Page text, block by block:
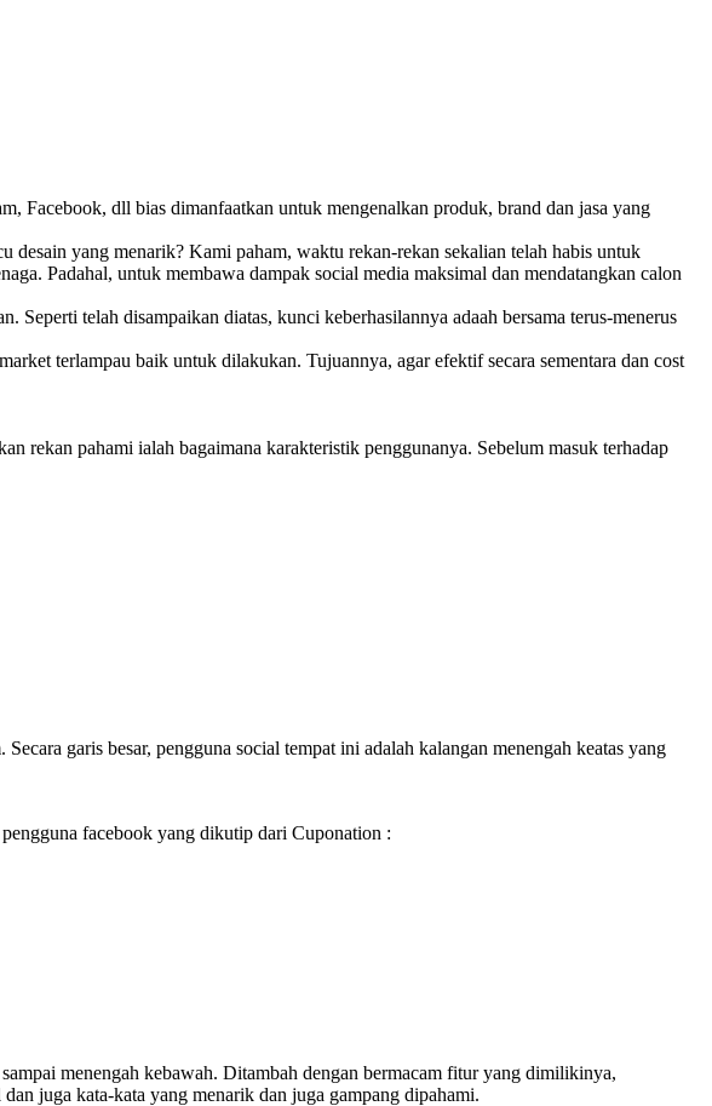
Facebook, dll bias dimanfaatkan untuk mengenalkan produk, brand dan jasa yang
desain yang menarik? Kami paham, waktu rekan-rekan sekalian telah habis untuk
Padahal, untuk membawa dampak social media maksimal dan mendatangkan calon
telah disampaikan diatas, kunci keberhasilannya adaah bersama terus-menerus
terlampau baik untuk dilakukan. Tujuannya, agar efektif secara sementara dan cost
rekan pahami ialah bagaimana karakteristik penggunanya. Sebelum masuk terhadap
garis besar, pengguna social tempat ini adalah kalangan menengah keatas yang
facebook yang dikutip dari Cuponation :
menengah kebawah. Ditambah dengan bermacam fitur yang dimilikinya,
juga kata-kata yang menarik dan juga gampang dipahami.